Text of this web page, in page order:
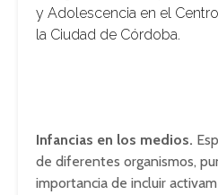
y Adolescencia en el
la Ciudad de Córdoba.
Infancias en los medios.
de diferentes organismos,
importancia de incluir